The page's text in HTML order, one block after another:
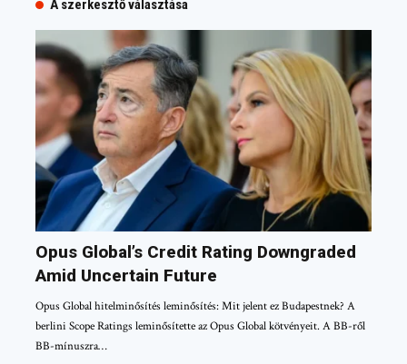
A szerkesztő választása
Opus Global’s Credit Rating Downgraded
Amid Uncertain Future
Opus Global hitelminősítés leminősítés: Mit jelent ez Budapestnek? A
berlini Scope Ratings leminősítette az Opus Global kötvényeit. A BB-ről
BB-mínuszra…